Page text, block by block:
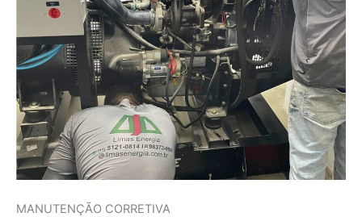
MANUTENÇÃO CORRETIVA